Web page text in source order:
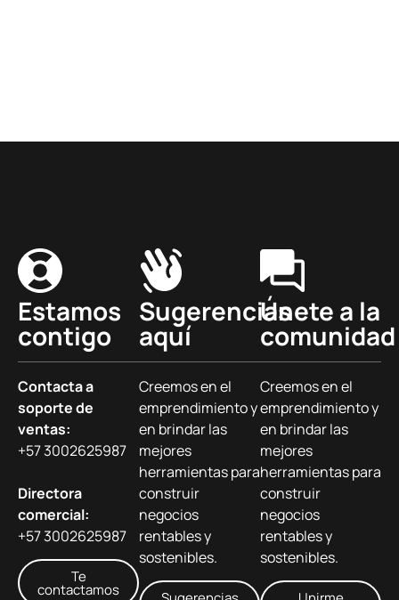
Estamos
contigo
Contacta a
soporte de
ventas:
+57 3002625987
Directora
comercial:
+57 3002625987
Te
contactamos
Sugerencias
aquí
Creemos en el
emprendimiento y
en brindar las
mejores
herramientas para
construir
negocios
rentables y
sostenibles.
Únete a la
comunidad
Creemos en el
emprendimiento y
en brindar las
mejores
herramientas para
construir
negocios
rentables y
sostenibles.